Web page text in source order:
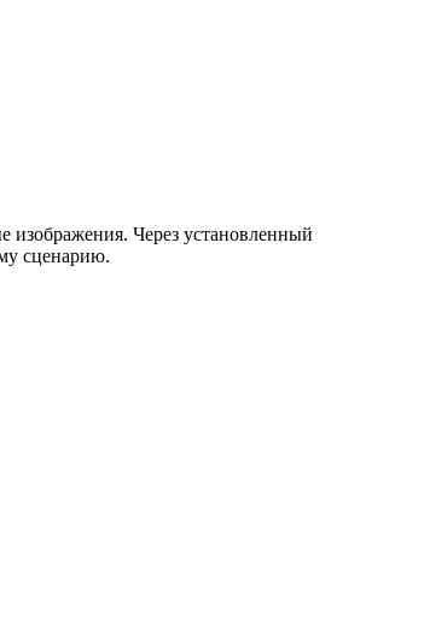
изображения. Через установленный
сценарию.